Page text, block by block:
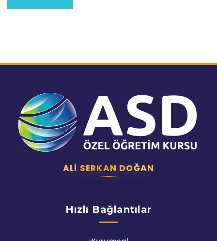
ALI SERKAN DOĞAN
Hızlı Bağlantılar